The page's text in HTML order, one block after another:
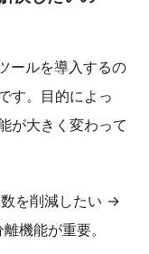
ールを導入するの
す。目的によっ
が大きく変わって
を削減したい →
機能が重要。